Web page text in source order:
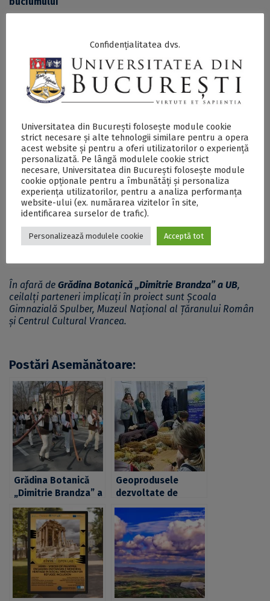
cercetători, artiști vizuali, meșteri locali și membri ai
comunității pentru a le oferi copiilor o întâlnire directă
cu patrimoniul sonor al buciumului, cu istoria și
semnificațiile sale în cultura pastorală, dar și cu forme
contemporane de documentare și transmitere a
tradiției.
Proiectul„Sunete de basm din Țara Vrancei: Buciumașii:
salvgardarea și promovarea tradițiilor pastorale ale zonei
Spulber prin documentare audio-video și educație
interculturală”își propune să creeze o punte între
patrimoniul cultural imaterial și spațiile culturale
contemporane, valorificând tradițiile locale într-un
context urban și educativ. Evenimentul din toamnă
organizat la Grădina Botanică va reuni artiști, etnologi,
buciumași și public larg într-o experiență culturală
interdisciplinară dedicată memoriei și identității rurale
În afară de Grădina Botanică „Dimitrie Brandza” a UB,
ceilalți parteneri implicați în proiect sunt Școala
Gimnazială Spulber, Muzeul Național al Țăranului Român
și Centrul Cultural Vrancea.
Postări Asemănătoare:
Grădina Botanică
„Dimitrie Brandza” a
UB, partener al
proiectului cultural
„Sunete de basm
din Țara Vrancei:
Buciumașii”
Geoprodusele
dezvoltate de
Geoparcul
Dinozaurilor „Țara
Hațegului” al
Universității din
București, exemple
de bune practici în
cadrul Forumului
Tradițiilor Creative
Confidențialitatea dvs.
Universitatea din București folosește module cookie
strict necesare și alte tehnologii similare pentru a opera
acest website și pentru a oferi utilizatorilor o experiență
personalizată. Pe lângă modulele cookie strict
necesare, Universitatea din București folosește module
cookie opționale pentru a îmbunătăți și personaliza
experiența utilizatorilor, pentru a analiza performanța
website-ului (ex. numărarea vizitelor în site,
identificarea surselor de trafic).
Personalizează modulele cookie Acceptă tot